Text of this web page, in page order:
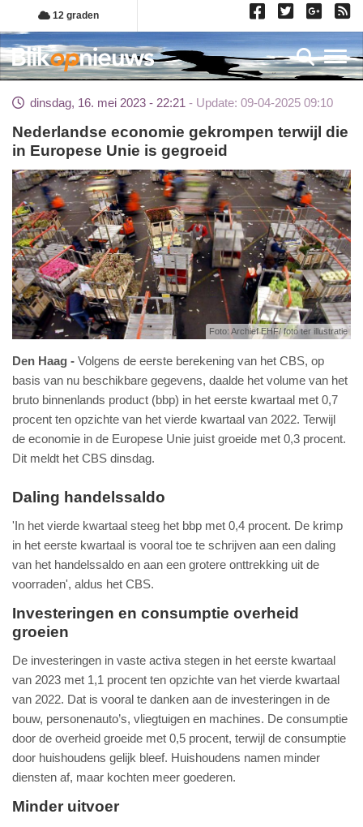
Overslaan
en
naar
de
gaan
12 graden
dinsdag, 16. mei 2023 - 22:21 Update: 09-04-2025 09:10
Nederlandse economie gekrompen terwijl die
in Europese Unie is gegroeid
Foto: Archief EHF/ foto ter illustratie
Den Haag
Volgens de eerste berekening van het CBS, op
basis van nu beschikbare gegevens, daalde het volume van het
bruto binnenlands product (bbp) in het eerste kwartaal met 0,7
procent ten opzichte van het vierde kwartaal van 2022. Terwijl
de economie in de Europese Unie juist groeide met 0,3 procent.
Dit meldt het CBS dinsdag.
Daling handelssaldo
'In het vierde kwartaal steeg het bbp met 0,4 procent. De krimp
in het eerste kwartaal is vooral toe te schrijven aan een daling
van het handelssaldo en aan een grotere onttrekking uit de
voorraden', aldus het CBS.
Investeringen en consumptie overheid
groeien
De investeringen in vaste activa stegen in het eerste kwartaal
van 2023 met 1,1 procent ten opzichte van het vierde kwartaal
van 2022. Dat is vooral te danken aan de investeringen in de
bouw, personenauto’s, vliegtuigen en machines. De consumptie
door de overheid groeide met 0,5 procent, terwijl de consumptie
door huishoudens gelijk bleef. Huishoudens namen minder
diensten af, maar kochten meer goederen.
Minder uitvoer